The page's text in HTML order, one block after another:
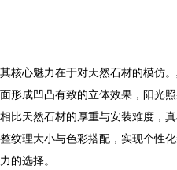
其核心魅力在于对天然石材的模仿
面形成凹凸有致的立体效果，阳光
相比天然石材的厚重与安装难度，
整纹理大小与色彩搭配，实现个性
力的选择。